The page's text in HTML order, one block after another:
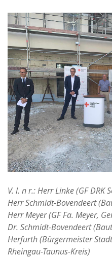
V. l. n r.: Herr Linke (GF DRK
Herr Schmidt-Bovendeert
Herr Meyer (GF Fa. Meyer,
Dr. Schmidt-Bovendeert
Herfurth (Bürgermeister
Rheingau-Taunus-Kreis)